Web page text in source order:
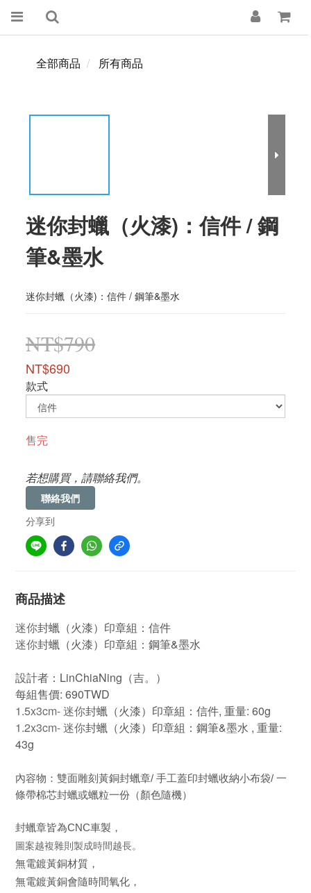
全部商品 所有商品
迷你封蠟（火漆)：信件 / 鋼
筆&墨水
迷你封蠟（火漆)：信件 / 鋼筆&墨水
NT$790
NT$690
款式
售完
若想購買，請聯絡我們。
聯絡我們
分享到
商品描述
迷你封蠟（火漆）印章組：信件
迷你封蠟（火漆）印章組： 鋼筆&墨水
設計者：LinChiaNing（吉。）
每組售價: 690TWD
1.5x3cm- 迷你封蠟（火漆）印章組：信件, 重量: 60g
1.2x3cm- 迷你封蠟（火漆）印章組： 鋼筆&墨水 , 重量:
43g
內容物：雙面雕刻黃銅封蠟章/ 手工蓋印封蠟收納小布袋/ 一
條帶棉芯封蠟或蠟粒一份（顏色隨機）
封蠟章皆為CNC車製，
圖案越複雜則製成時間越長。
無電鍍黃銅材質，
無電鍍黃銅會隨時間氧化，